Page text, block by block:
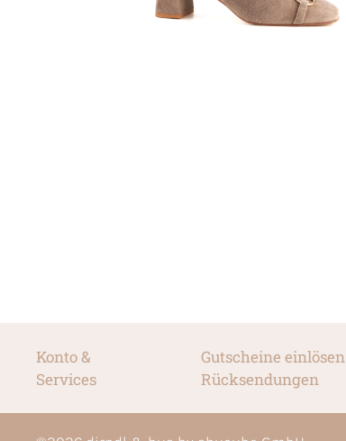
Konto &
Services
Gutscheine einlösen
Rücksendungen